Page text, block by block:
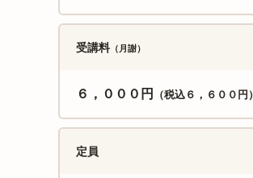
受講料（月謝）
６，０００円 （税込６，６００円）
定員